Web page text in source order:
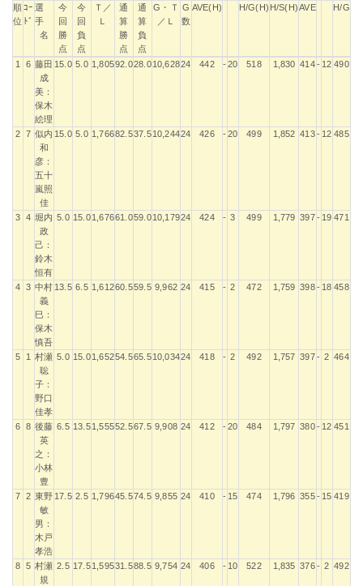
順
位
ｺｰ
ﾄﾞ
選
手
名
今
回
勝
点
今
回
負
点
Ｔ／
Ｌ
通
算
勝
点
通
算
負
点
G・Ｔ
／Ｌ
G
数
AVE(H) H/G(H) H/S(H)AVE H/G
順
ｺｰ 選
手
名
今
今
Ｔ／
通
通
G・Ｔ G
AVE(H) H/G(H) H/S(H) AVE H/G
1 6 藤田
成
美：
保木
絵理
15.0 5.0 1,80592.028.010,62824 442 -20 518 1,830 414 - 12 490
2 7 似内
和
彦：
五十
嵐照
佳
15.0 5.0 1,76682.537.510,24424 426 -20 499 1,852 413 - 12 485
3 4 堀内
政
己：
鈴木
恒有
5.0 15.01,67661.059.010,17924 424 - 3 499 1,779 397 - 19 471
4 3 中村
義
巳：
保木
慎吾
13.5 6.5 1,61260.559.5 9,962 24 415 - 2 472 1,759 398 - 18 458
5 1
村瀬
聡
子：
野口
佳孝
5.0 15.01,65254.565.510,03424 418 - 2 492 1,757 397 - 2 464
6 8 後藤
英
之：
小林
豊
6.5 13.51,55552.567.5 9,908 24 412 -20 484 1,797 380 - 12 451
7 2 東野
敏
男：
木戸
孝浩
17.5 2.5 1,79645.574.5 9,855 24 410 - 15 474 1,796 355 - 15 419
8 5 村瀬
規
2.5 17.51,59531.588.5 9,754 24 406 - 10 522 1,835 376 - 2 492